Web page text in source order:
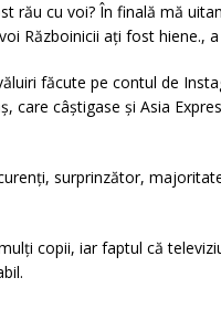
rău cu voi? În finală mă
Războinicii ați fost hiene.,
făcute pe contul de
care câștigase și Asia
surprinzător,
copii, iar faptul că